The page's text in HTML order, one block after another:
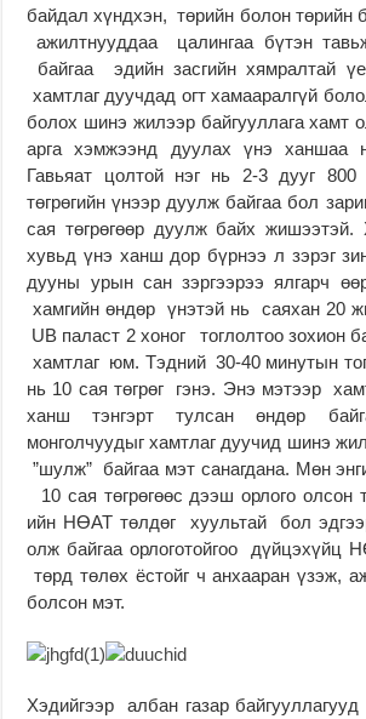
байдал хүндхэн, төрийн болон төрийн
ажилтнууддаа цалингаа бүтэн
байгаа эдийн засгийн хямралтай
хамтлаг дуучдад огт хамааралгүй
болох шинэ жилээр байгууллага хамт
арга хэмжээнд дуулах үнэ ханшаа
Гавьяат цолтой нэг нь 2-3 дууг 800
төгрөгийн үнээр дуулж байгаа бол
сая төгрөгөөр дуулж байх жишээтэй.
хувьд үнэ ханш дор бүрнээ л зэрэг
дууны урын сан зэргээрээ ялгарч
хамгийн өндөр үнэтэй нь саяхан 20
UB паласт 2 хоног тоглолтоо зохион
хамтлаг юм. Тэдний 30-40 минутын
нь 10 сая төгрөг гэнэ. Энэ мэтээр
ханш тэнгэрт тулсан өндөр
монголчуудыг хамтлаг дуучид шинэ
”шулж” байгаа мэт санагдана. Мөн
10 сая төгрөгөөс дээш орлого
ийн НӨАТ төлдөг хуультай бол
олж байгаа орлоготойгоо дүйцэхүйц
төрд төлөх ёстойг ч анхааран үзэж,
болсон мэт.
Хэдийгээр албан газар